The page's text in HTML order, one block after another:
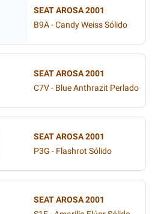
SEAT AROSA 2001
B9A - Candy Weiss Sólido
SEAT AROSA 2001
C7V - Blue Anthrazit Perlado
SEAT AROSA 2001
P3G - Flashrot Sólido
SEAT AROSA 2001